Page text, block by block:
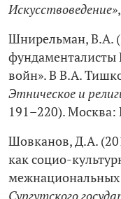
Искусствоведение»
Шнирельман, В.А.
фундаменталисты
войн». В В.А.
Этническое и
191–220).
Шовканов, Д.А.
как социо-